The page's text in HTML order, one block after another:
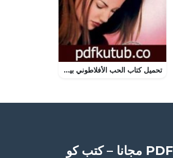
تحميل كتاب الحب الأفلاطوني بين الوهم والحقيقة PDF تأليف نبيل راغب مجانا [كامل]